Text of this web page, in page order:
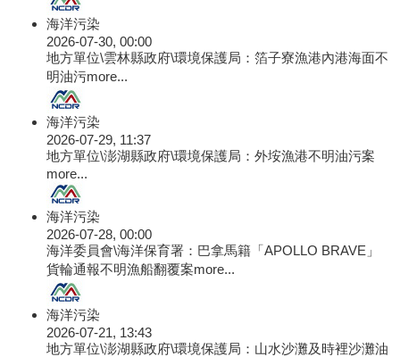
海洋污染
2026-07-30, 00:00
地方單位\雲林縣政府\環境保護局：箔子寮漁港內港海面不
明油污more...
海洋污染
2026-07-29, 11:37
地方單位\澎湖縣政府\環境保護局：外垵漁港不明油污案
more...
海洋污染
2026-07-28, 00:00
海洋委員會\海洋保育署：巴拿馬籍「APOLLO BRAVE」
貨輪通報不明漁船翻覆案more...
海洋污染
2026-07-21, 13:43
地方單位\澎湖縣政府\環境保護局：山水沙灘及時裡沙灘油